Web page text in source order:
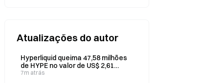
Atualizações do autor
Hyperliquid queima 47,58 milhões
de HYPE no valor de US$ 2,61
bilhões, representando 4,76% da
7m atrás